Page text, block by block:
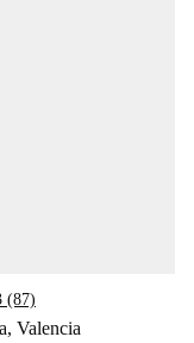
(87)
Valencia